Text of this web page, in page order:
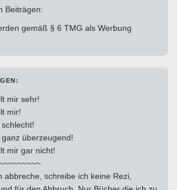
Beiträgen:
gemäß § 6 TMG als Werbung
sehr!
mir!
überzeugend!
gar nicht!
abbreche, schreibe ich keine Rezi,